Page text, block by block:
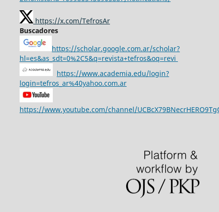
https://x.com/TefrosAr
Buscadores
https://scholar.google.com.ar/scholar?
hl=es&as_sdt=0%2C5&q=revista+tefros&oq=revi
https://www.academia.edu/login?
login=tefros_ar%40yahoo.com.ar
https://www.youtube.com/channel/